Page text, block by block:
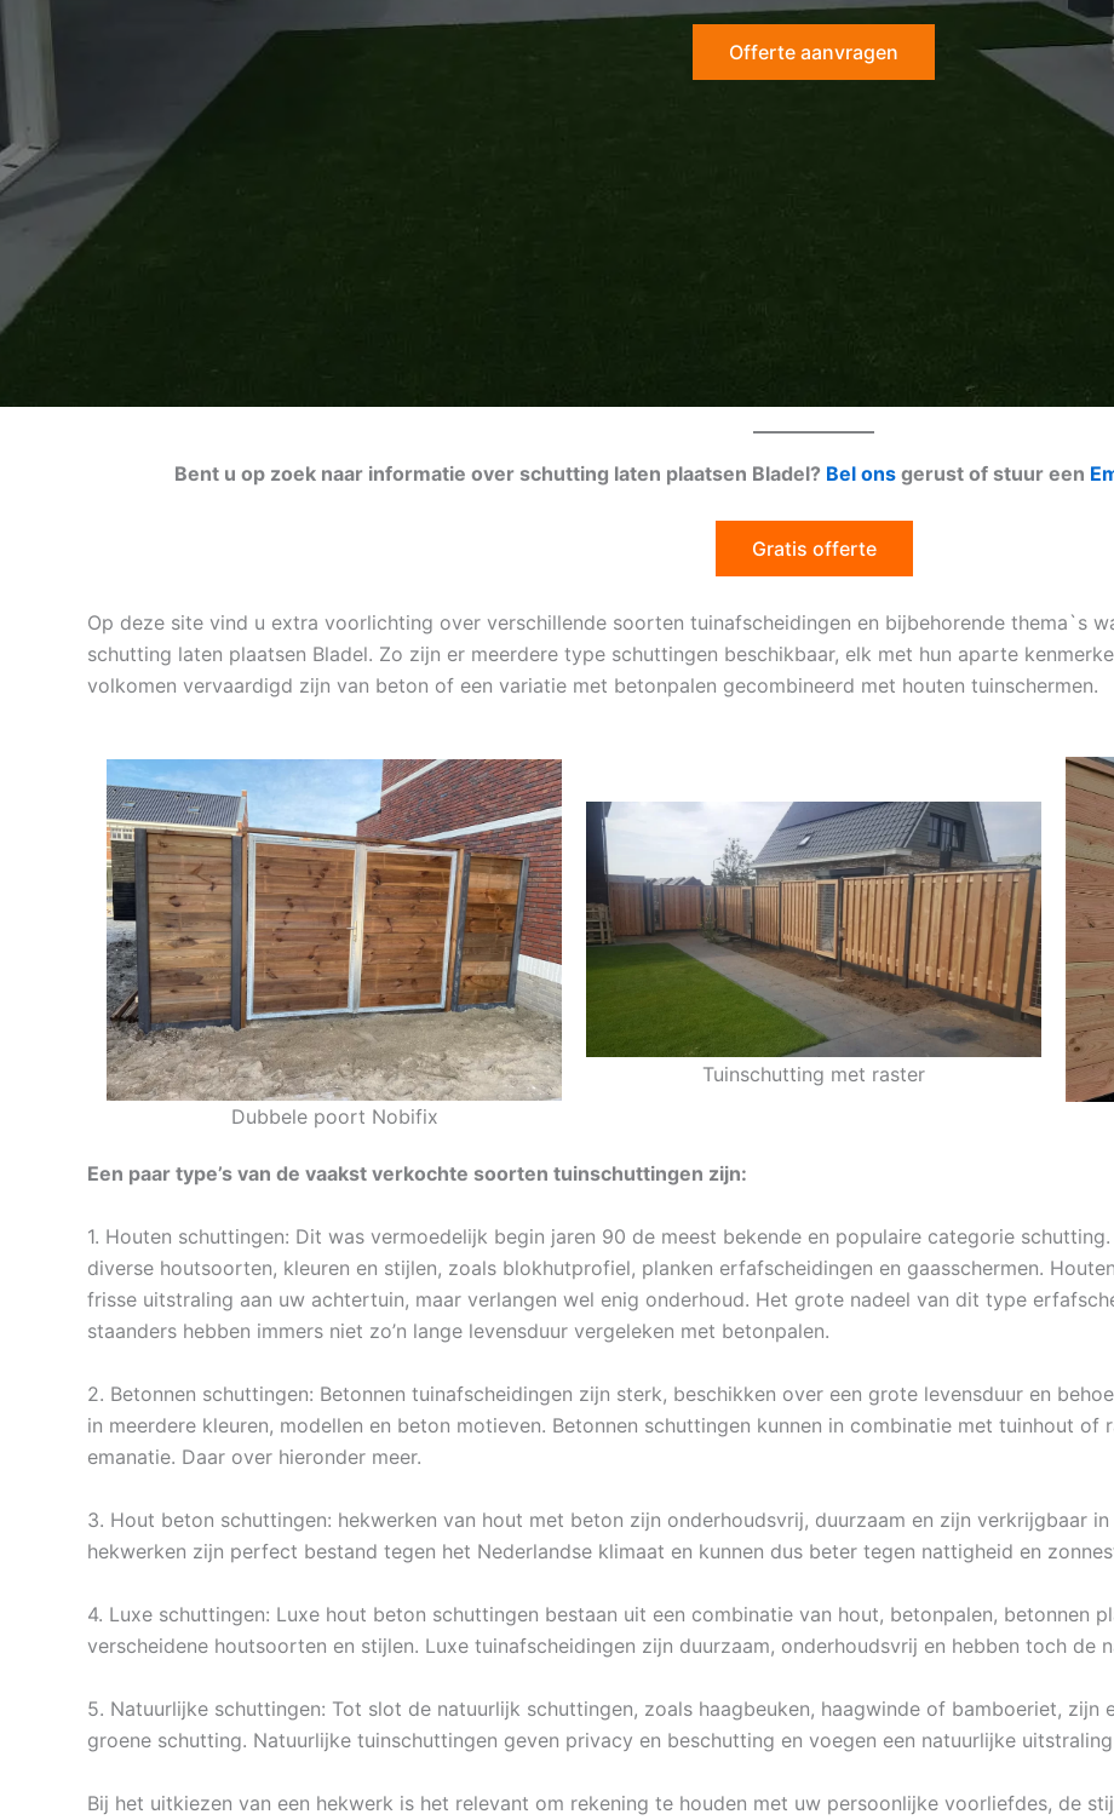
Offerte aanvragen
Bent u op zoek naar informatie over schutting laten plaatsen Bladel? Bel onsgerust of stuur een
Gratis offerte
Op deze site vind u extra voorlichting over verschillende soorten tuinafscheidingen en bijbehorende thema`s
schutting laten plaatsen Bladel. Zo zijn er meerdere type schuttingen beschikbaar, elk met hun aparte
volkomen vervaardigd zijn van beton of een variatie met betonpalen gecombineerd met houten tuinschermen.
Dubbele poort Nobifix
Tuinschutting met raster
Een paar type’s van de vaakst verkochte soorten tuinschuttingen zijn:
1. Houten schuttingen: Dit was vermoedelijk begin jaren 90 de meest bekende en populaire categorie
diverse houtsoorten, kleuren en stijlen, zoals blokhutprofiel, planken erfafscheidingen en gaasschermen.
frisse uitstraling aan uw achtertuin, maar verlangen wel enig onderhoud. Het grote nadeel van dit type
staanders hebben immers niet zo’n lange levensduur vergeleken met betonpalen.
2. Betonnen schuttingen: Betonnen tuinafscheidingen zijn sterk, beschikken over een grote levensduur en
in meerdere kleuren, modellen en beton motieven. Betonnen schuttingen kunnen in combinatie met tuinhout
emanatie. Daar over hieronder meer.
3. Hout beton schuttingen: hekwerken van hout met beton zijn onderhoudsvrij, duurzaam en zijn verkrijgbaar
hekwerken zijn perfect bestand tegen het Nederlandse klimaat en kunnen dus beter tegen nattigheid en
4. Luxe schuttingen: Luxe hout beton schuttingen bestaan uit een combinatie van hout, betonpalen, betonnen
verscheidene houtsoorten en stijlen. Luxe tuinafscheidingen zijn duurzaam, onderhoudsvrij en hebben toch de
5. Natuurlijke schuttingen: Tot slot de natuurlijk schuttingen, zoals haagbeuken, haagwinde of bamboeriet, zijn
groene schutting. Natuurlijke tuinschuttingen geven privacy en beschutting en voegen een natuurlijke
Bij het uitkiezen van een hekwerk is het relevant om rekening te houden met uw persoonlijke voorliefdes, de